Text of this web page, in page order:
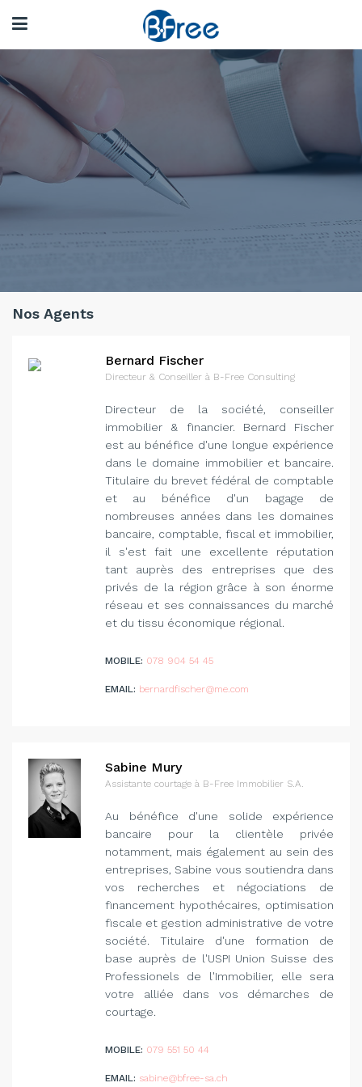
Nos Agents
Bernard Fischer
Directeur & Conseiller à B-Free Consulting
Directeur de la société, conseiller
immobilier & financier. Bernard Fischer
est au bénéfice d'une longue expérience
dans le domaine immobilier et bancaire.
Titulaire du brevet fédéral de comptable
et au bénéfice d'un bagage de
nombreuses années dans les domaines
bancaire, comptable, fiscal et immobilier,
il s'est fait une excellente réputation
tant auprès des entreprises que des
privés de la région grâce à son énorme
réseau et ses connaissances du marché
et du tissu économique régional.
MOBILE: 078 904 54 45
EMAIL: bernardfischer@me.com
Sabine Mury
Assistante courtage à B-Free Immobilier S.A.
Au bénéfice d'une solide expérience
bancaire pour la clientèle privée
notamment, mais également au sein des
entreprises, Sabine vous soutiendra dans
vos recherches et négociations de
financement hypothécaires, optimisation
fiscale et gestion administrative de votre
société. Titulaire d'une formation de
base auprès de l'USPI Union Suisse des
Professionels de l'Immobilier, elle sera
votre alliée dans vos démarches de
courtage.
MOBILE: 079 551 50 44
EMAIL: sabine@bfree-sa.ch